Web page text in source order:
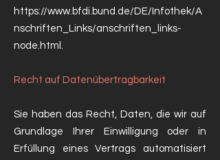
https://www.bfdi.bund.de/DE/Infothek/A
nschriften_Links/anschriften_links-
node.html.
Recht auf Datenübertragbarkeit
Sie haben das Recht, Daten, die wir auf
Grundlage Ihrer Einwilligung oder in
Erfüllung eines Vertrags automatisiert